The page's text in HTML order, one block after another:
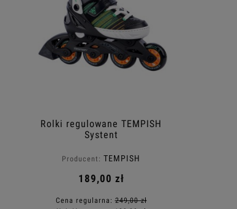
Rolki regulowane TEMPISH
Systent
Producent: TEMPISH
189,00 zł
Cena regularna:249,00 zł